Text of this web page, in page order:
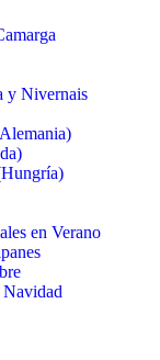
y Nivernais
en Verano